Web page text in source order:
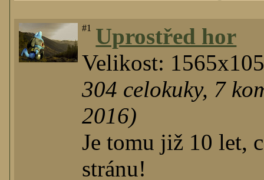
#1 Uprostřed hor
Velikost:
304 celokuky, 7
2016)
Je tomu již 10 let,
stránu!